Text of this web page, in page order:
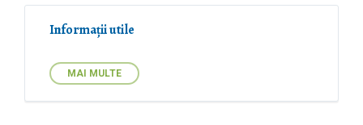
Informații utile
MAI MULTE